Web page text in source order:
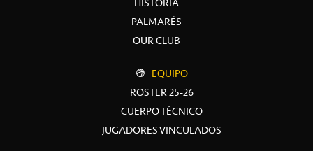
PALMARÉS
OUR CLUB
EQUIPO
ROSTER 25-26
CUERPO TÉCNICO
JUGADORES VINCULADOS